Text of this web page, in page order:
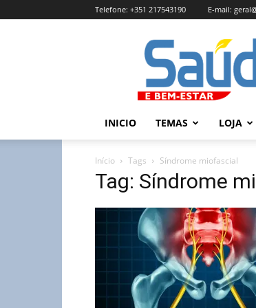
Telefone: +351 217543190 E-mail:
Revista
Saúde
e
Bem
Estar
Edição
INICIO TEMAS LOJA
Início Tags Síndrome miofascial
Tag: Síndrome